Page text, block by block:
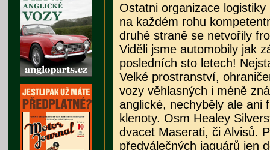
Ostatni organizace
na každém rohu
druhé straně se netvořily
Viděli jsme automobily jak
posledních sto letech!
Velké prostranství,
vozy věhlasných i méně
anglické, nechyběly ale ani
klenoty. Osm Healey
dvacet Maserati, či Alvisů.
předválečných jaguárů jen